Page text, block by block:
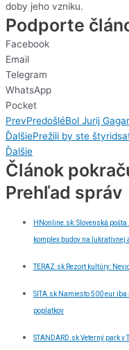
doby jeho vzniku.
Podporte
Facebook
Email
Telegram
WhatsApp
Pocket
PrevPredošléBol Jurij
ĎalšiePrežili by ste
Ďalšie
Článok
Prehľad správ
HNonline.sk: Slovenská
komplex budov na lukratívnej
TERAZ.sk Rezort kultúry:
SITA.sk Namiesto 500 eur
poplatkov
STANDARD.sk Veterný park